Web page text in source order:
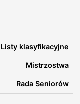
Listy klasyfikacyjne
Mistrzostwa
Rada Seniorów